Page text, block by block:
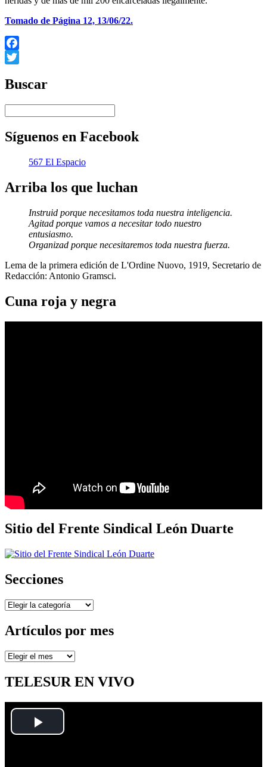
Tomado de Página 12, 13/06/22.
Facebook
Buscar
Síguenos en Facebook
567 El Espacio
Arriba los que luchan
Instruid porque necesitamos toda nuestra inteligencia.
Agitad porque vamos a necesitar todo nuestro
entusiasmo.
Organizad porque necesitaremos toda nuestra fuerza.
Lema de la primera edición de L'Ordine Nuovo, 1919, Secretario de
Redacción: Antonio Gramsci.
Cuna roja y negra
Sitio del Frente Sindical León Duarte
Secciones
Secciones
Artículos por mes
Artículos
mes
TELESUR EN VIVO